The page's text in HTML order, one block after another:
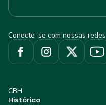
Conecte-se com nossas redes
CBH
Histórico